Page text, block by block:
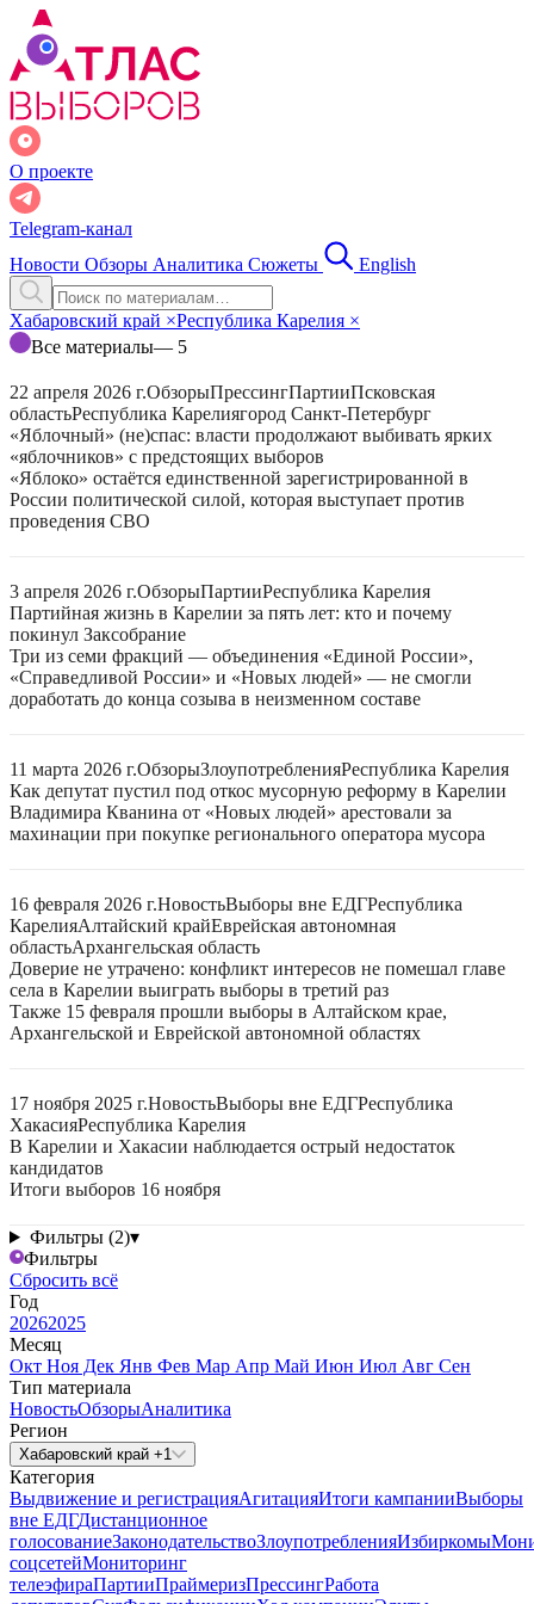
О проекте
Telegram-канал
Новости Обзоры Аналитика Сюжеты English
Хабаровский край ×Республика Карелия ×
Все материалы— 5
22 апреля 2026 г.ОбзорыПрессингПартииПсковская
областьРеспублика Карелиягород Санкт-Петербург
«Яблочный» (не)спас: власти продолжают выбивать ярких
«яблочников» с предстоящих выборов
«Яблоко» остаётся единственной зарегистрированной в
России политической силой, которая выступает против
проведения СВО
3 апреля 2026 г.ОбзорыПартииРеспублика Карелия
Партийная жизнь в Карелии за пять лет: кто и почему
покинул Заксобрание
Три из семи фракций — объединения «Единой России»,
«Справедливой России» и «Новых людей» — не смогли
доработать до конца созыва в неизменном составе
11 марта 2026 г.ОбзорыЗлоупотребленияРеспублика Карелия
Как депутат пустил под откос мусорную реформу в Карелии
Владимира Кванина от «Новых людей» арестовали за
махинации при покупке регионального оператора мусора
16 февраля 2026 г.НовостьВыборы вне ЕДГРеспублика
КарелияАлтайский крайЕврейская автономная
областьАрхангельская область
Доверие не утрачено: конфликт интересов не помешал главе
села в Карелии выиграть выборы в третий раз
Также 15 февраля прошли выборы в Алтайском крае,
Архангельской и Еврейской автономной областях
17 ноября 2025 г.НовостьВыборы вне ЕДГРеспублика
ХакасияРеспублика Карелия
В Карелии и Хакасии наблюдается острый недостаток
кандидатов
Итоги выборов 16 ноября
Фильтры (2)▾
Фильтры
Сбросить всё
Год
20262025
Месяц
Окт Ноя Дек Янв Фев Мар Апр Май Июн Июл Авг Сен
Тип материала
НовостьОбзорыАналитика
Регион
Хабаровский край +1
Категория
Выдвижение и регистрацияАгитацияИтоги кампанииВыборы
вне ЕДГДистанционное
голосованиеЗаконодательствоЗлоупотребленияИзбиркомы
соцсетейМониторинг
телеэфираПартииПраймеризПрессингРабота